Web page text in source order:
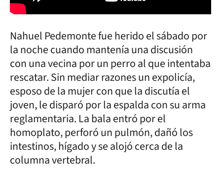
Nahuel Pedemonte fue herido el sábado por
la noche cuando mantenía una discusión
con una vecina por un perro al que intentaba
rescatar. Sin mediar razones un expolicía,
esposo de la mujer con que la discutía el
joven, le disparó por la espalda con su arma
reglamentaria. La bala entró por el
homoplato, perforó un pulmón, dañó los
intestinos, hígado y se alojó cerca de la
columna vertebral.